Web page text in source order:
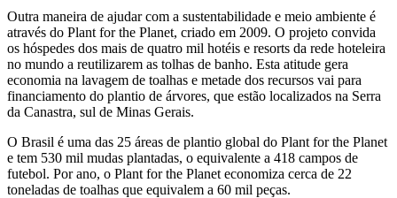
Outra maneira de ajudar com a sustentabilidade e meio ambiente é
através do Plant for the Planet, criado em 2009. O projeto convida
os hóspedes dos mais de quatro mil hotéis e resorts da rede hoteleira
no mundo a reutilizarem as tolhas de banho. Esta atitude gera
economia na lavagem de toalhas e metade dos recursos vai para
financiamento do plantio de árvores, que estão localizados na Serra
da Canastra, sul de Minas Gerais.
O Brasil é uma das 25 áreas de plantio global do Plant for the Planet
e tem 530 mil mudas plantadas, o equivalente a 418 campos de
futebol. Por ano, o Plant for the Planet economiza cerca de 22
toneladas de toalhas que equivalem a 60 mil peças.